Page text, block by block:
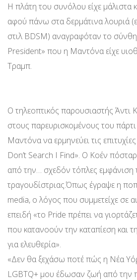
Η πλάτη του συνόλου είχε μάλιστα
αφού πάνω στα δερμάτινα λουριά
στιλ BDSM) αναγραφόταν το
President» που η Μαντόνα είχε
Τραμπ.
Ο τηλεοπτικός παρουσιαστής Άντι
στους παρευρισκομένους του
Μαντόνα να ερμηνεύει τις
Don’t Search I Find». Ο Κοέν
από την… σχεδόν τόπλες εμφάνιση
τραγουδίστριας.Όπως έγραψε η
media, o λόγος που συμμετείχε σε
επειδή «το Pride πρέπει να
που κατανοούν την καταπίεση και
για ελευθερία».
«Δεν θα ξεχάσω ποτέ πώς η Νέα
LGBTQ+ μου έδωσαν ζωή από την